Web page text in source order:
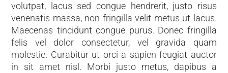
volutpat, lacus sed congue hendrerit, justo risus
venenatis massa, non fringilla velit metus ut lacus.
Maecenas tincidunt congue purus. Donec fringilla
felis vel dolor consectetur, vel gravida quam
molestie. Curabitur ut orci a sapien feugiat auctor
in sit amet nisl. Morbi justo metus, dapibus a